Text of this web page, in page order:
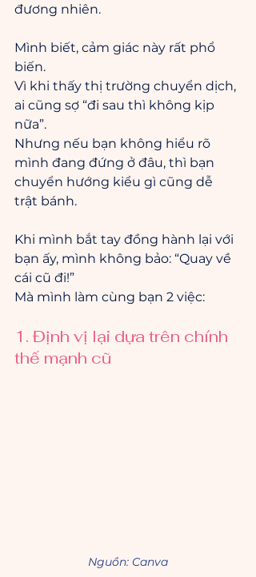
đương nhiên.
Mình biết, cảm giác này rất phổ
biến.
Vì khi thấy thị trường chuyển dịch,
ai cũng sợ “đi sau thì không kịp
nữa”.
Nhưng nếu bạn không hiểu rõ
mình đang đứng ở đâu, thì bạn
chuyển hướng kiểu gì cũng dễ
trật bánh.
Khi mình bắt tay đồng hành lại với
bạn ấy, mình không bảo: “Quay về
cái cũ đi!”
Mà mình làm cùng bạn 2 việc:
1. Định vị lại dựa trên chính
thế mạnh cũ
Nguồn: Canva